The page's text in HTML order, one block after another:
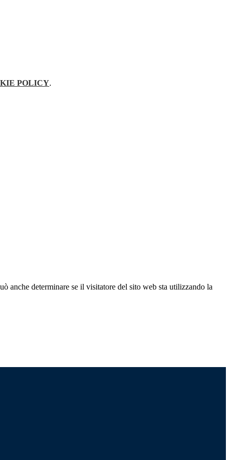
POLICY.
anche determinare se il visitatore del sito web sta utilizzando la